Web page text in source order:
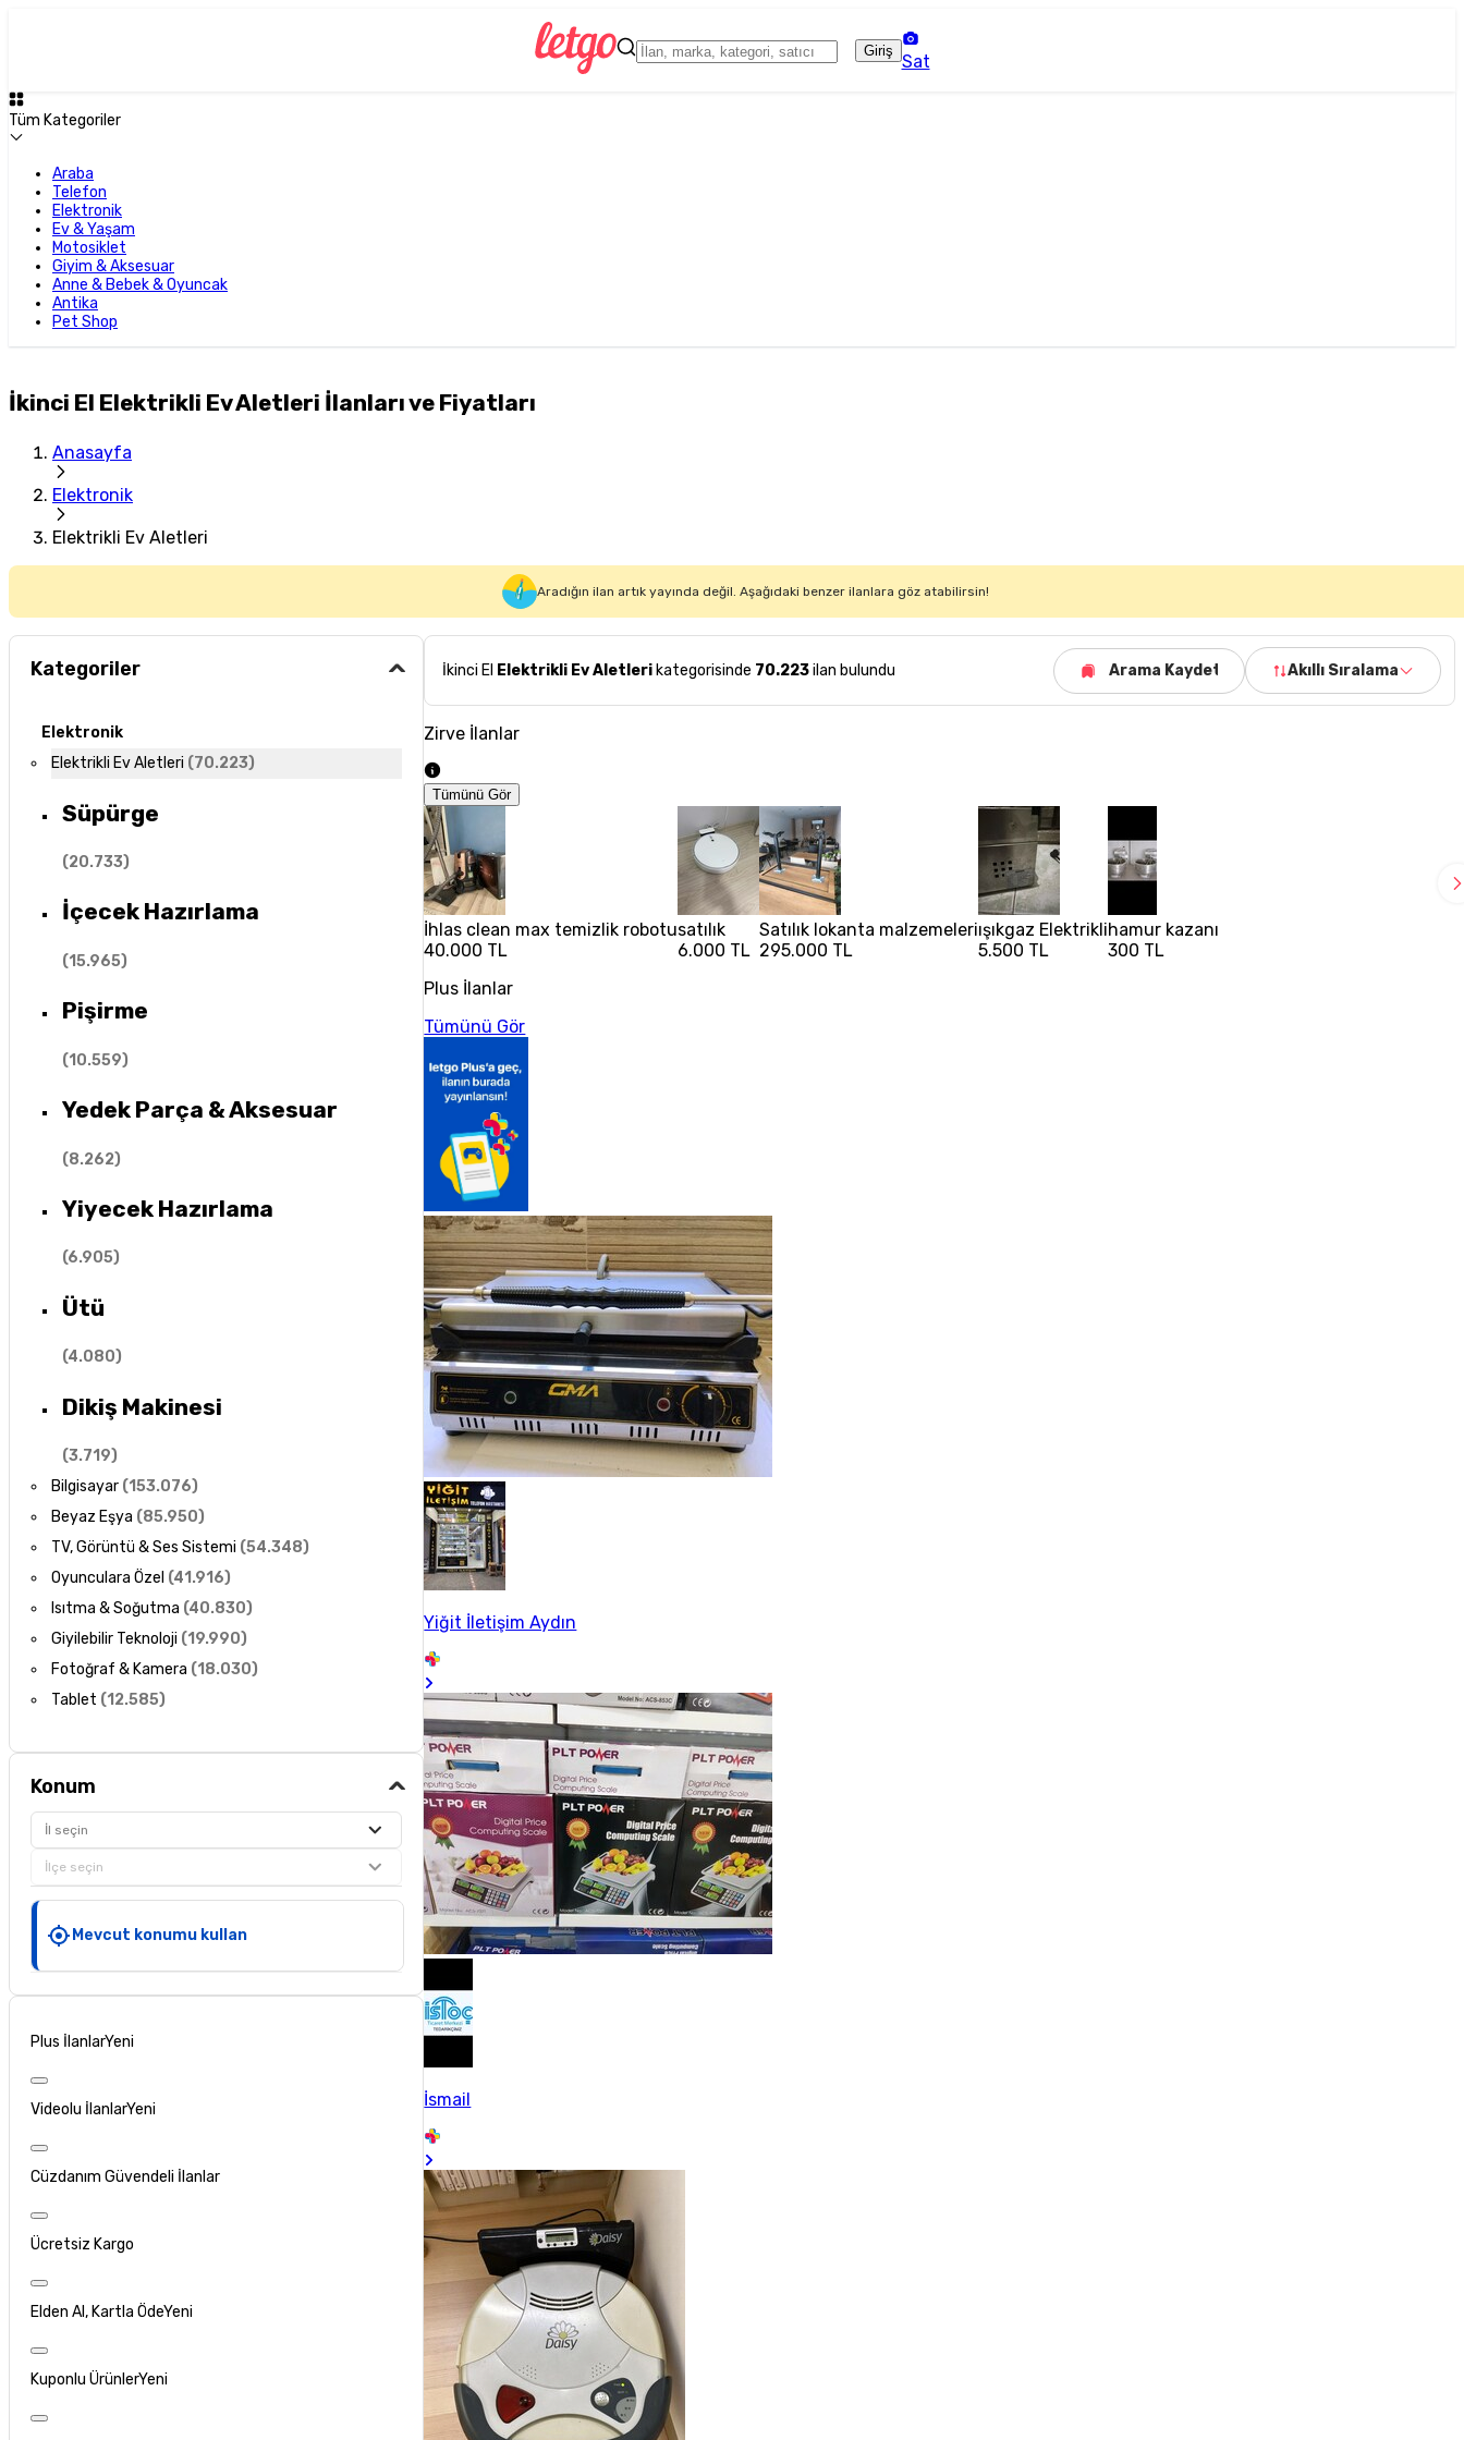
Giriş
Sat
Tüm Kategoriler
Araba
Telefon
Elektronik
Ev & Yaşam
Motosiklet
Giyim & Aksesuar
Anne & Bebek & Oyuncak
Antika
Pet Shop
İkinci El Elektrikli Ev Aletleri İlanları ve Fiyatları
Anasayfa
Elektronik
Elektrikli Ev Aletleri
Aradığın ilan artık yayında değil. Aşağıdaki benzer ilanlara göz atabilirsin!
Kategoriler
Elektronik
Elektrikli Ev Aletleri (70.223)
Süpürge
(20.733)
İçecek Hazırlama
(15.965)
Pişirme
(10.559)
Yedek Parça & Aksesuar
(8.262)
Yiyecek Hazırlama
(6.905)
Ütü
(4.080)
Dikiş Makinesi
(3.719)
Bilgisayar (153.076)
Beyaz Eşya (85.950)
TV, Görüntü & Ses Sistemi (54.348)
Oyunculara Özel (41.916)
Isıtma & Soğutma (40.830)
Giyilebilir Teknoloji (19.990)
Fotoğraf & Kamera (18.030)
Tablet (12.585)
Konum
İl seçin
İlçe seçin
Mevcut konumu kullan
Plus İlanlarYeni
Videolu İlanlarYeni
Cüzdanım Güvendeli İlanlar
Ücretsiz Kargo
Elden Al, Kartla ÖdeYeni
Kuponlu ÜrünlerYeni
İkinci El Elektrikli Ev Aletleri kategorisinde 70.223ilan bulundu Arama Kaydet Akıllı Sıralama
Zirve İlanlar
Tümünü Gör
İhlas clean max temizlik robotu
40.000 TL
satılık
6.000 TL
Satılık lokanta malzemeleri
295.000 TL
ışıkgaz Elektrikli
5.500 TL
hamur kazanı
300 TL
Plus İlanlar
Tümünü Gör
Yiğit İletişim Aydın
İsmail